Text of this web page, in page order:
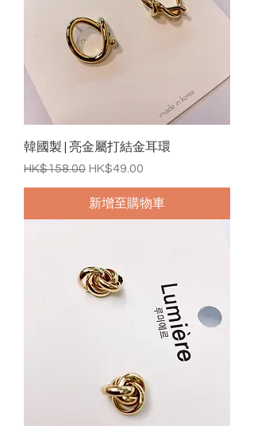
韓國製 | 亮金屬打結金耳環
一般價格
HK$158.00 促銷價格
HK$49.00
新增至購物車